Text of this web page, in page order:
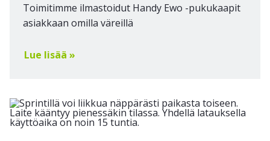
Toimitimme ilmastoidut Handy Ewo -pukukaapit
asiakkaan omilla väreillä
Lue lisää »